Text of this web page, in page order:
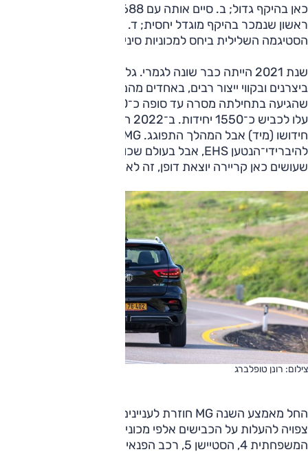
ראשון שנמכר בהיקף מוגדל יחסית; ד. היה חלוץ בשבירת
הסטיגמה השלילית ביחס למכוניות סיניות.
שנת 2021 הייתה כבר שונה לגמרי. גלי ההדף של הקורונה פגעו
ביצרנים ובקווי ייצור רבים, באחדים מהם באופן בוטה. טסלה
עלו לכביש כ־1550 יחידות. ב־2022 התחיל יבוא הדגם לאחר
להיברידי־הנטען EHS, אבל בעולם שכולו חשמל ודגמים סיניים
שעושים כאן קריירה יוצאת דופן, זה לא זה.
צילום: רונן טופלברג
החל מאמצע השנה MG חוזרת לעניינים בישראל — ועד סופה
צפויה להעלות על הכבישים אלפי מכוניות. עד כה הציגה את
המשפחתית 4, הסטיישן 5, רכב הפנאי בגודל בינוני מארוול.